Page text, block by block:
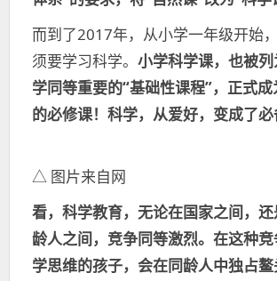
而到了2017年，从小学一年级开始
须要学习科学。 小学科学课，也被
学同等重要的“基础性课程”， 正式
的必修课！ 科学，从爱好，变成了必
△ 图片来自网
看，科学教育，无论在国家之间，
龄人之间，竞争同等激烈。在这种
学思维的孩子，会在同龄人中独占鳌